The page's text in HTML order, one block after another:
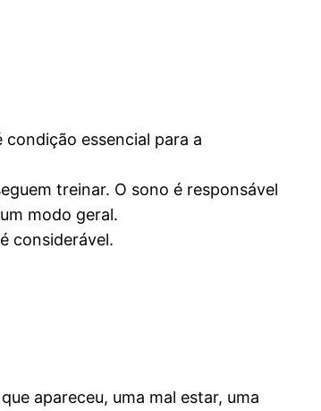
essencial para a
treinar. O sono é responsável
modo geral.
considerável.
apareceu, uma mal estar, uma